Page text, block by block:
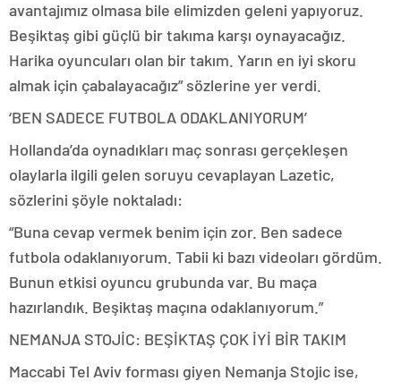
avantajımız olmasa bile elimizden geleni yapıyoruz.
Beşiktaş gibi güçlü bir takıma karşı oynayacağız.
Harika oyuncuları olan bir takım. Yarın en iyi skoru
almak için çabalayacağız” sözlerine yer verdi.
‘BEN SADECE FUTBOLA ODAKLANIYORUM’
Hollanda’da oynadıkları maç sonrası gerçekleşen
olaylarla ilgili gelen soruyu cevaplayan Lazetic,
sözlerini şöyle noktaladı:
“Buna cevap vermek benim için zor. Ben sadece
futbola odaklanıyorum. Tabii ki bazı videoları gördüm.
Bunun etkisi oyuncu grubunda var. Bu maça
hazırlandık. Beşiktaş maçına odaklanıyorum.”
NEMANJA STOJİC: BEŞİKTAŞ ÇOK İYİ BİR TAKIM
Maccabi Tel Aviv forması giyen Nemanja Stojic ise,